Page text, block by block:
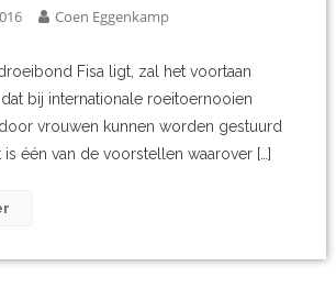
Coen Eggenkamp
Fisa ligt, zal het voortaan
bij internationale roeitoernooien
vrouwen kunnen worden gestuurd
één van de voorstellen waarover […]